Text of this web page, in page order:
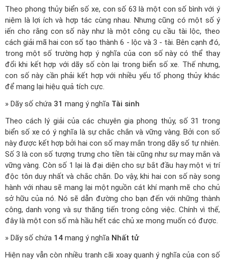
Theo phong thủy biển số xe, con số 63 là một con số bình với ý
niệm là lợi ích và hợp tác cùng nhau. Nhưng cũng có một số ý
iến cho rằng con số này như là một công cụ cầu tài lộc, theo
cách giải mã hai con số tạo thành 6 - lộc và 3 - tài. Bên cạnh đó,
trong một số trường hợp ý nghĩa của con số này có thể thay
đổi khi kết hợp với dãy số còn lại trong biển số xe. Thế nhưng,
con số này cần phải kết hợp với nhiều yếu tố phong thủy khác
để mang lại hiệu quả tích cực.
» Dãy số chứa 31 mang ý nghĩa Tài sinh
Theo cách lý giải của các chuyên gia phong thủy, số 31 trong
biển số xe có ý nghĩa là sự chắc chắn và vững vàng. Bởi con số
này được kết hợp bởi hai con số may mắn trong dãy số tự nhiên.
Số 3 là con số tượng trưng cho tiền tài cũng như sự may mắn và
vững vàng. Còn số 1 lại là đại diện cho sự bắt đầu hay một vị trí
độc tôn duy nhất và chắc chắn. Do vậy, khi hai con số này song
hành với nhau sẽ mang lại một nguồn cát khí mạnh mẽ cho chủ
sở hữu của nó. Nó sẽ dẫn đường cho bạn đến với những thành
công, danh vọng và sự thăng tiến trong công việc. Chính vì thế,
đây là một con số mà hầu hết các chủ xe mong muốn có được.
» Dãy số chứa 14 mang ý nghĩa Nhất tử
Hiện nay vẫn còn nhiều tranh cãi xoay quanh ý nghĩa của con số